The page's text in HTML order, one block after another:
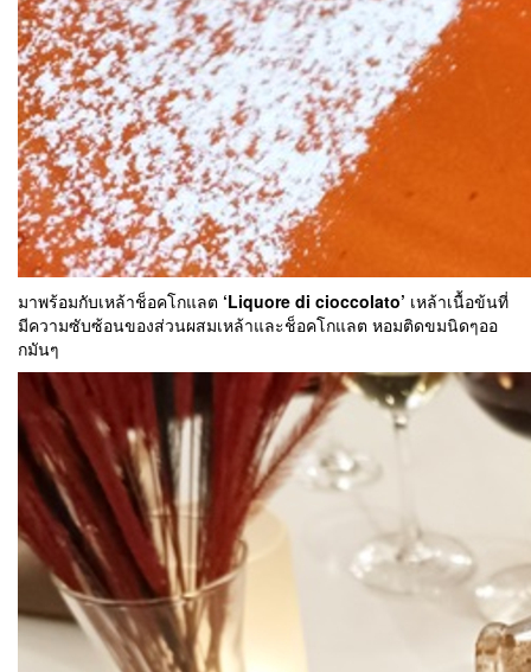
มาพร้อมกับเหล้าช็อคโกแลต ‘Liquore di cioccolato’ เหล้าเนื้อข้นที่
มีความซับซ้อนของส่วนผสมเหล้าและช็อคโกแลต หอมติดขมนิดๆออ
กมันๆ